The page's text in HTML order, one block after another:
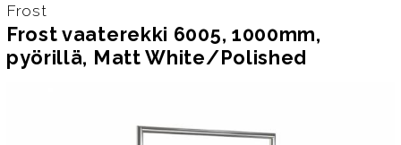
Frost
Frost vaaterekki 6005, 1000mm,
pyörillä, Matt White/Polished